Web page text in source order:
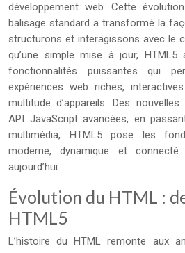
développement web. Cette
balisage standard a transformé la
structurons et interagissons avec le
qu’une simple mise à jour, HTML5
fonctionnalités puissantes qui
expériences web riches,
multitude d’appareils. Des
API JavaScript avancées, en
multimédia, HTML5 pose les
moderne, dynamique et
aujourd’hui.
Évolution du HTML :
HTML5
L’histoire du HTML remonte aux